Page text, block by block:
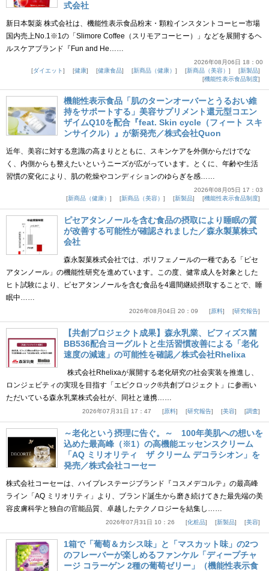
式会社
新日本製薬 株式会社は、機能性表示食品粉末・顆粒インスタントコーヒー市場
国内売上No.1※1の「Slimore Coffee（スリモアコーヒー）」などを展開するヘ
ルスケアブランド『Fun and He……
2026年08月06日 18：00
ダイエット
健康 健康食品 新商品（健康） 新商品（美容）
新製品
機能性表示食品制度
機能性表示食品「肌のターンオーバーとうるおい維
持をサポートする」美容サプリメント還元型コエン
ザイムQ10を配合『feat. Skin cycle（フィート スキ
ンサイクル）』が新発売／株式会社Quon
近年、美容に対する意識の高まりとともに、スキンケアを外側からだけでな
く、内側からも整えたいというニーズが広がっています。とくに、年齢や生活
習慣の変化により、肌の乾燥やコンディションのゆらぎを感……
2026年08月05日 17：03
新商品（健康）
新商品（美容） 新製品 機能性表示食品制度
ピセアタンノールを含む食品の摂取により睡眠の質
が改善する可能性が確認されました／森永製菓株式
会社
森永製菓株式会社では、ポリフェノールの一種である「ピセ
アタンノール」の機能性研究を進めています。この度、健常成人を対象とした
ヒト試験により、ピセアタンノールを含む食品を4週間継続摂取することで、睡
眠中……
2026年08月04日 20：09 原料 研究報告
【共創プロジェクト成果】森永乳業、ビフィズス菌
BB536配合ヨーグルトと生活習慣改善による「老化
速度の減速」の可能性を確認／株式会社Rhelixa
株式会社Rhelixaが展開する老化研究の社会実装を推進し、
ロンジェビティの実現を目指す「エピクロック®共創プロジェクト」に参画い
ただいている森永乳業株式会社が、同社と連携……
2026年07月31日 17：47 原料 研究報告 美容 調査
～老化という摂理に告ぐ。～ 100年美肌への想いを
込めた最高峰（※1）の高機能エッセンスクリーム
「AQ ミリオリティ ザ クリーム デコラシオン」を
発売／株式会社コーセー
株式会社コーセーは、ハイプレステージブランド『コスメデコルテ』の最高峰
ライン「AQ ミリオリティ」より、ブランド誕生から磨き続けてきた最先端の美
容皮膚科学と独自の官能品質、卓越したテクノロジーを結集し……
2026年07月31日 10：26 化粧品 新製品 美容
1箱で「葡萄＆カシス味」と「マスカット味」の2つ
のフレーバーが楽しめるファンケル「ディープチャ
ージ コラーゲン 2種の葡萄ゼリー」（機能性表示食